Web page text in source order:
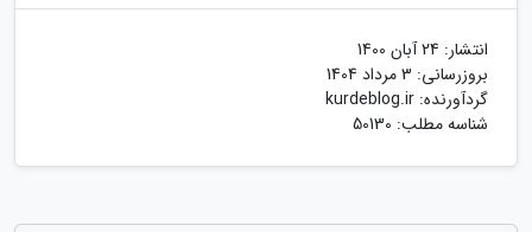
انتشار: 24 آبان 1400
بروزرسانی: 3 مرداد 1404
گردآورنده: kurdeblog.ir
شناسه مطلب: 50130